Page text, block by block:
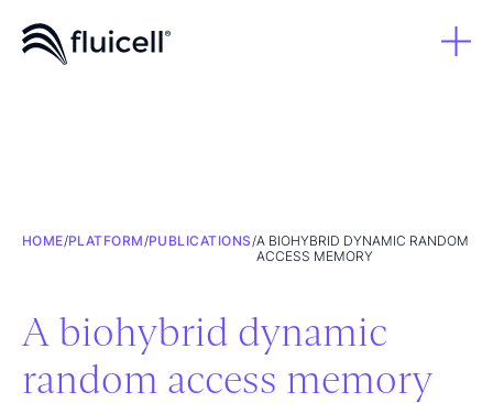
HOME/PLATFORM/PUBLICATIONS/A BIOHYBRID DYNAMIC RANDOM
ACCESS MEMORY
A biohybrid dynamic
random access memory